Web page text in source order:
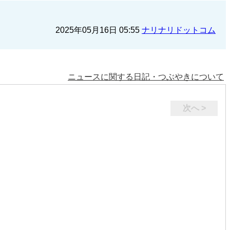
2025年05月16日 05:55 ナリナリドットコム
ニュースに関する日記・つぶやきについて
次へ >